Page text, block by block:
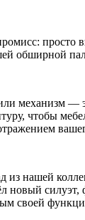
просто
обширной
механизм —
чтобы
из нашей
новый силуэт,
своей